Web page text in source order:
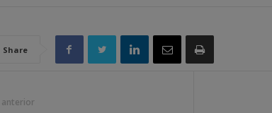
Share